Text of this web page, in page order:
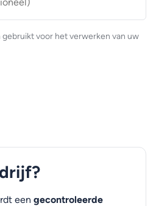
voor het verwerken van uw
een gecontroleerde